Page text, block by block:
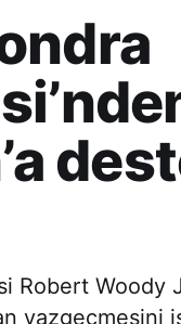
Robert Woody
vazgeçmesini